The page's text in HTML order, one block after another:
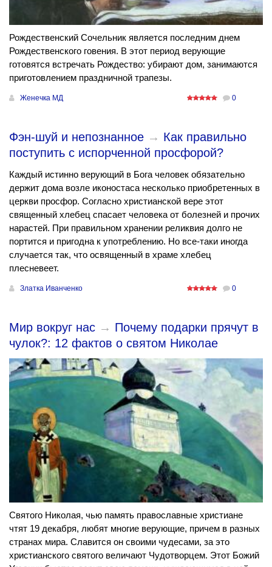
Рождественский Сочельник является последним днем
Рождественского говения. В этот период верующие
готовятся встречать Рождество: убирают дом, занимаются
приготовлением праздничной трапезы.
Женечка МД 0
Фэн-шуй и непознанное → Как правильно
поступить с испорченной просфорой?
Каждый истинно верующий в Бога человек обязательно
держит дома возле иконостаса несколько приобретенных в
церкви просфор. Согласно христианской вере этот
священный хлебец спасает человека от болезней и прочих
нарастей. При правильном хранении реликвия долго не
портится и пригодна к употреблению. Но все-таки иногда
случается так, что освященный в храме хлебец
плесневеет.
Златка Иванченко 0
Мир вокруг нас → Почему подарки прячут в
чулок?: 12 фактов о святом Николае
Святого Николая, чью память православные христиане
чтят 19 декабря, любят многие верующие, причем в разных
странах мира. Славится он своими чудесами, за это
христианского святого величают Чудотворцем. Этот Божий